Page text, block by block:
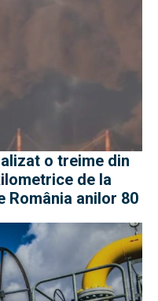
o treime din
de la
România anilor 80